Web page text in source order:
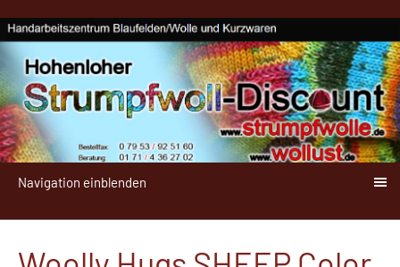
Navigation einblenden